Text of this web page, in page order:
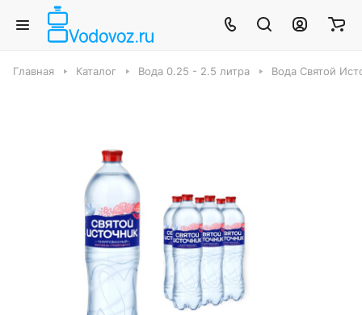
Главная Каталог Вода 0.25 - 2.5 литра Вода Святой